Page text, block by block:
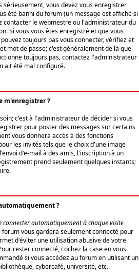
sérieusement, vous devez vous enregistrer
été banni du forum (un message est affiché si
contacter le webmestre ou l'administrateur du
Si vous vous êtes enregistré et que vous
toujours pas vous connecter, vérifiez et
mot de passe; c'est généralement de là que
toujours pas, contactez l'administrateur
ait été mal configuré.
m'enregistrer ?
c'est à l'administrateur de décider si vous
pour poster des messages sur certains
vous donnera accès à des fonctions
les invités tels que le choix d'une image
d'e-mail à des amis, l'inscription à un
prend seulement quelques instants;
?
connecter automatiquement à chaque visite
forum vous gardera seulement connecté pour
d'éviter une utilisation abusive de votre
rester connecté, cochez la case en vous
si vous accédez au forum en utilisant un
cybercafé, université, etc.